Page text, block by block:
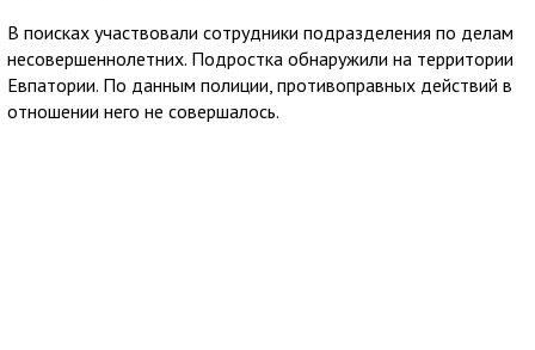
В поисках участвовали сотрудники подразделения по делам
несовершеннолетних. Подростка обнаружили на территории
Евпатории. По данным полиции, противоправных действий в
отношении него не совершалось.